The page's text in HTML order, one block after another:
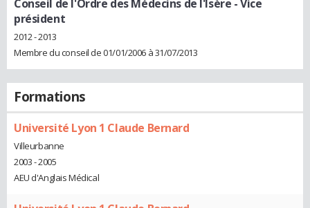
Conseil de l'Ordre des Médecins de l'Isère - Vice
président
2012 - 2013
Membre du conseil de 01/01/2006 à 31/07/2013
Formations
Université Lyon 1 Claude Bernard
Villeurbanne
2003 - 2005
AEU d'Anglais Médical